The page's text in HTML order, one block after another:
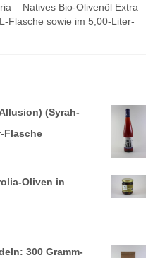
– Natives Bio-Olivenöl Extra
Flasche sowie im 5,00-Liter-
(Syrah-
Flasche
Oliven in
300 Gramm-